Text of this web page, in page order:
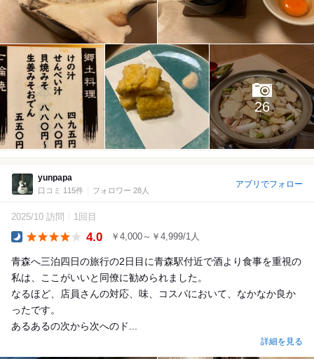
26
yunpapa
口コミ 115件 フォロワー 28人
アプリでフォロー
2025/10 訪問 1回目
4.0 ￥4,000～￥4,999/1人
青森へ三泊四日の旅行の2日目に青森駅付近で酒より食事を重視の
私は、ここがいいと同僚に勧められました。
なるほど、店員さんの対応、味、コスパにおいて、なかなか良か
ったです。
あるあるの次から次へのド...
詳細を見る